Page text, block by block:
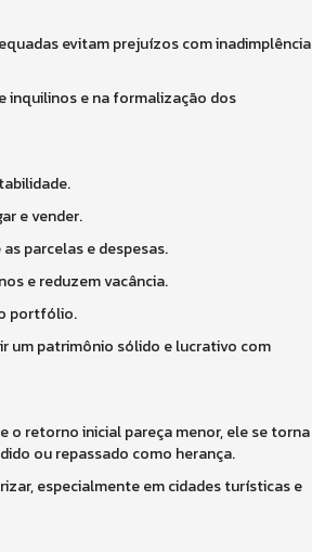
evitam prejuízos com inadimplência
inquilinos e na formalização dos
e vender.
parcelas e despesas.
e reduzem vacância.
portfólio.
um patrimônio sólido e lucrativo com
o retorno inicial pareça menor, ele se torna
ou repassado como herança.
especialmente em cidades turísticas e